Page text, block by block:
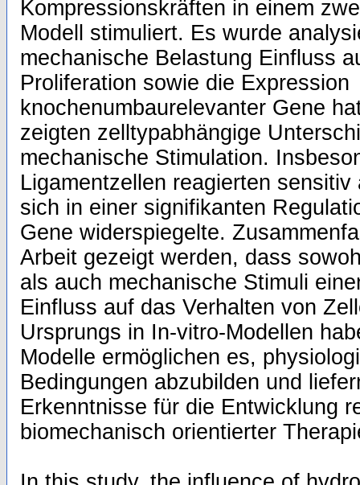
Kompressionskräften in einem
Modell stimuliert. Es wurde
mechanische Belastung Einfluss
Proliferation sowie die Expression
knochenumbaurelevanter Gene
zeigten zelltypabhängige
mechanische Stimulation.
Ligamentzellen reagierten
sich in einer signifikanten
Gene widerspiegelte.
Arbeit gezeigt werden, dass
als auch mechanische Stimuli
Einfluss auf das Verhalten von
Ursprungs in In-vitro-Modellen
Modelle ermöglichen es,
Bedingungen abzubilden und
Erkenntnisse für die Entwicklung
biomechanisch orientierter